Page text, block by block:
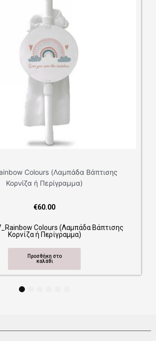
20021_Unicorn (Λαμπάδα Βάπτισης Κορνίζα ή
SKU: 20021_Unicorn (Λαμπάδα Βάπτισης Κορνίζα
Περίγραμμα)
4